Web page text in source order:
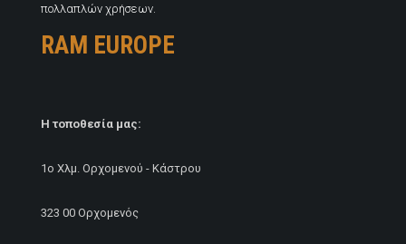
πολλαπλών χρήσεων.
RAM EUROPE
Η τοποθεσία μας:
1ο Χλμ. Ορχομενού - Κάστρου
323 00 Ορχομενός